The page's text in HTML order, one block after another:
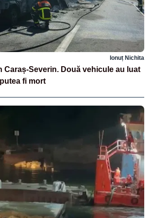
Ionuț Nichita
Caraș-Severin. Două vehicule au luat
fi mort